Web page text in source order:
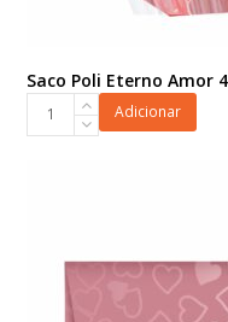
Saco Poli Eterno Amor
Saco
Vermelho/Ouro
quantidade
Adicionar